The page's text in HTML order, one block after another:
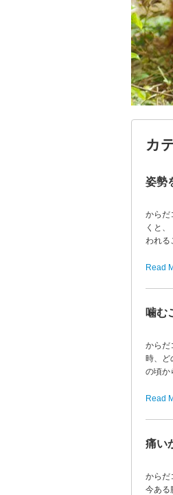
カ
姿勢
からだ
くと
われる
Read
噛む
からだ
時、ど
の頃か
Read
痛い
からだ
今ある